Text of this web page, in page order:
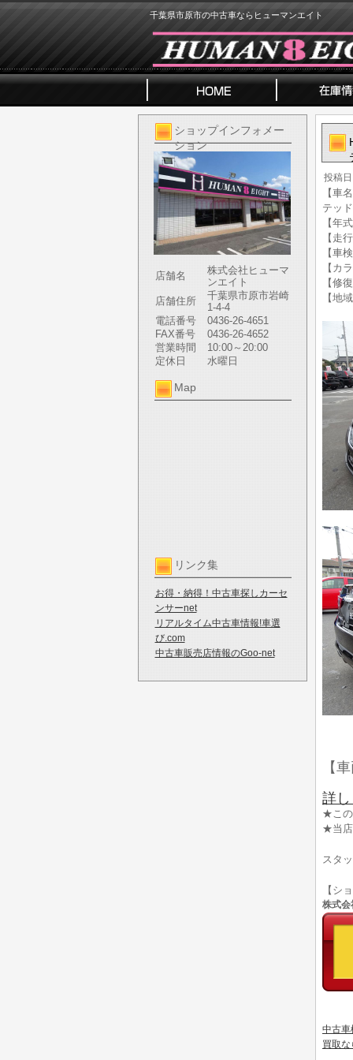
千葉県市原市の中古車ならヒューマンエイト
ショップインフォメー
ション
店舗名
株式会社ヒューマ
ンエイト
店舗住所
千葉県市原市岩崎
1-4-4
電話番号
0436-26-4651
FAX番号
0436-26-4652
営業時間
10:00～20:00
定休日
水曜日
Map
リンク集
お得・納得！中古車探しカーセ
ンサーnet
リアルタイム中古車情報!車選
び.com
中古車販売店情報のGoo-net
投稿日
【車
テッ
【年
【走
【車
【カ
【修
【地
【
詳
★この
★当店
スタ
【シ
株式
中古車
買取